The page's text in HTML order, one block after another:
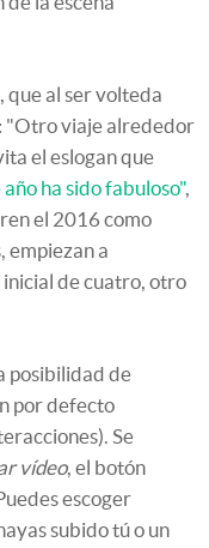
que al ser volteda
"Otro viaje alrededor
el eslogan que
año ha sido fabuloso",
el 2016 como
empiezan a
inicial de cuatro, otro
posibilidad de
por defecto
Se
vídeo, el botón
escoger
subido tú o un